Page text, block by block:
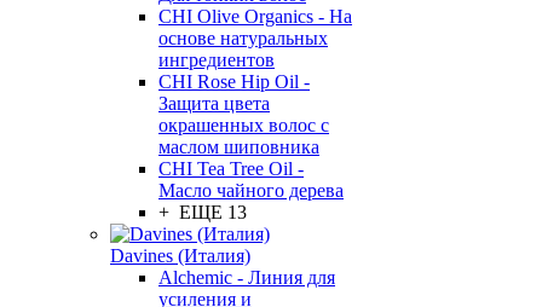
CHI Olive Organics - На
основе натуральных
ингредиентов
CHI Rose Hip Oil -
Защита цвета
окрашенных волос с
маслом шиповника
CHI Tea Tree Oil -
Масло чайного дерева
+ ЕЩЕ 13
Davines (Италия)
Alchemic - Линия для
усиления и